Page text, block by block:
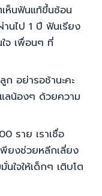
ห็นฟันแท้ขึ้นซ้อน
นไป 1 ปี ฟันเรียง
จ เพื่อนๆ ที่
อย่ารอช้านะคะ
ลน้องๆ ด้วยความ
ราย เราเชื่อ
ยงช่วยหลีกเลี่ยง
ใจให้เด็กๆ เติบโต